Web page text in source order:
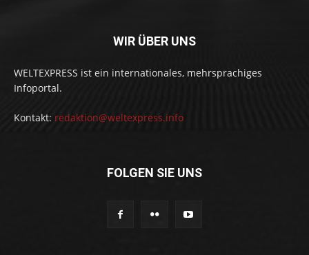
WIR ÜBER UNS
WELTEXPRESS ist ein internationales, mehrsprachiges
Infoportal.
Kontakt: redaktion@weltexpress.info
FOLGEN SIE UNS